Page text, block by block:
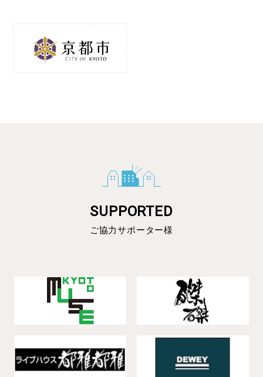
SUPPORTED
ご協力サポーター様